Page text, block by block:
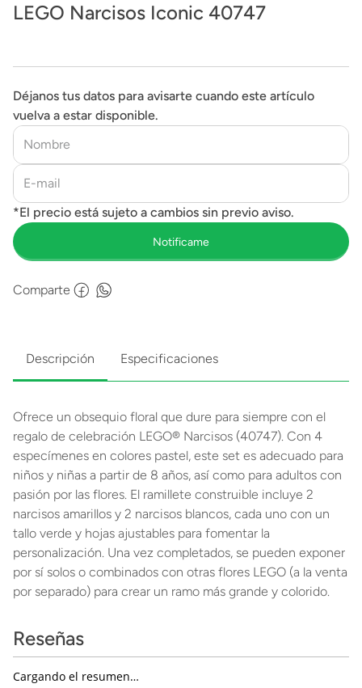
LEGO Narcisos Iconic 40747
Déjanos tus datos para avisarte cuando este artículo
vuelva a estar disponible.
Comparte
Descripción Especificaciones
Ofrece un obsequio floral que dure para siempre con el
regalo de celebración LEGO® Narcisos (40747). Con 4
especímenes en colores pastel, este set es adecuado para
niños y niñas a partir de 8 años, así como para adultos con
pasión por las flores. El ramillete construible incluye 2
narcisos amarillos y 2 narcisos blancos, cada uno con un
tallo verde y hojas ajustables para fomentar la
personalización. Una vez completados, se pueden exponer
por sí solos o combinados con otras flores LEGO (a la venta
por separado) para crear un ramo más grande y colorido.
Reseñas
Cargando el resumen…